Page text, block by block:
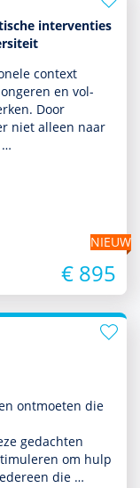
interventies
context
en vol­
Door
niet alleen naar
…
NIEUW
€ 895
ontmoeten die
gedachten
om hulp
die …